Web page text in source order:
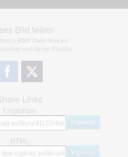
Bild teilen
Bild? Dann teile es
und deiner Familie.
Links
Empfohlen
kopieren
HTML
kopieren